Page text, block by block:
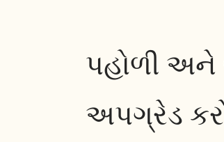
પહોળી અને
અપગ્રેડ